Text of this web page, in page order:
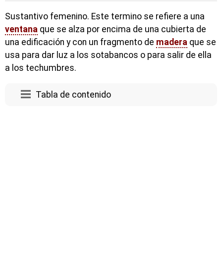
Sustantivo femenino. Este termino se refiere a una
ventana que se alza por encima de una cubierta de
una edificación y con un fragmento de madera que se
usa para dar luz a los sotabancos o para salir de ella
a los techumbres.
Tabla de contenido